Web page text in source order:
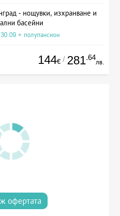
- нощувки, изхранване и
басейни
+ полупансион
144€ / 281.64
лв.
офертата